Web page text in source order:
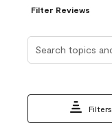
Filter Reviews
Filters